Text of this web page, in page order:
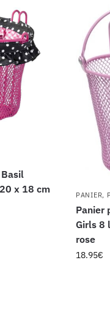
x 18 cm
PANIER,
Panier
Girls 8
rose
18.95€